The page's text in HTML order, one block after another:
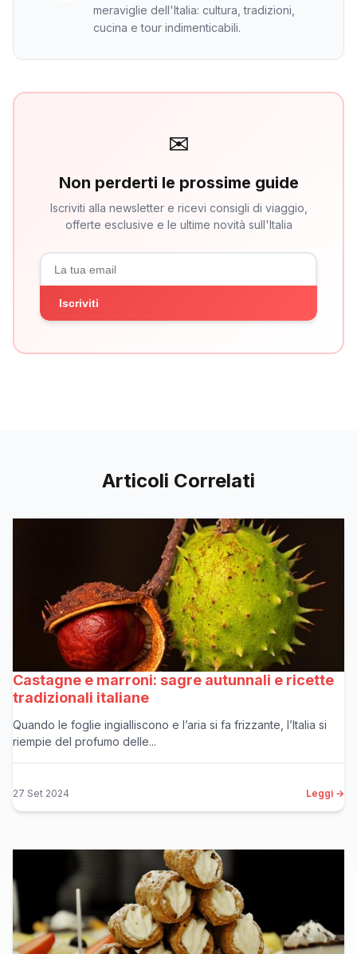
meraviglie dell'Italia: cultura, tradizioni,
cucina e tour indimenticabili.
✉
Non perderti le prossime guide
Iscriviti alla newsletter e ricevi consigli di viaggio,
offerte esclusive e le ultime novità sull'Italia
Iscriviti
Articoli Correlati
Castagne e marroni: sagre autunnali e ricette
tradizionali italiane
Quando le foglie ingialliscono e l’aria si fa frizzante, l’Italia si
riempie del profumo delle...
27 Set 2024 Leggi →